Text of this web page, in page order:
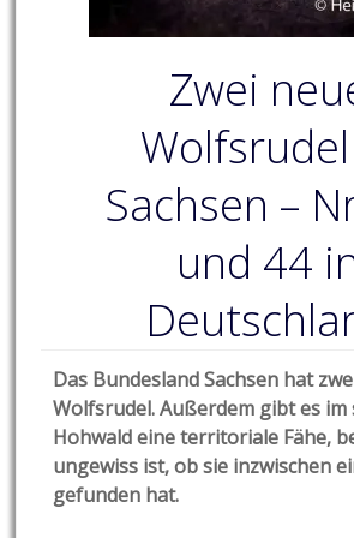
Zwei
Sachsen –
und 44
Das Bundesland Sachsen hat
Wolfsrudel. Außerdem gibt es im
Hohwald eine territoriale Fähe,
ungewiss ist, ob sie inzwischen
gefunden hat.